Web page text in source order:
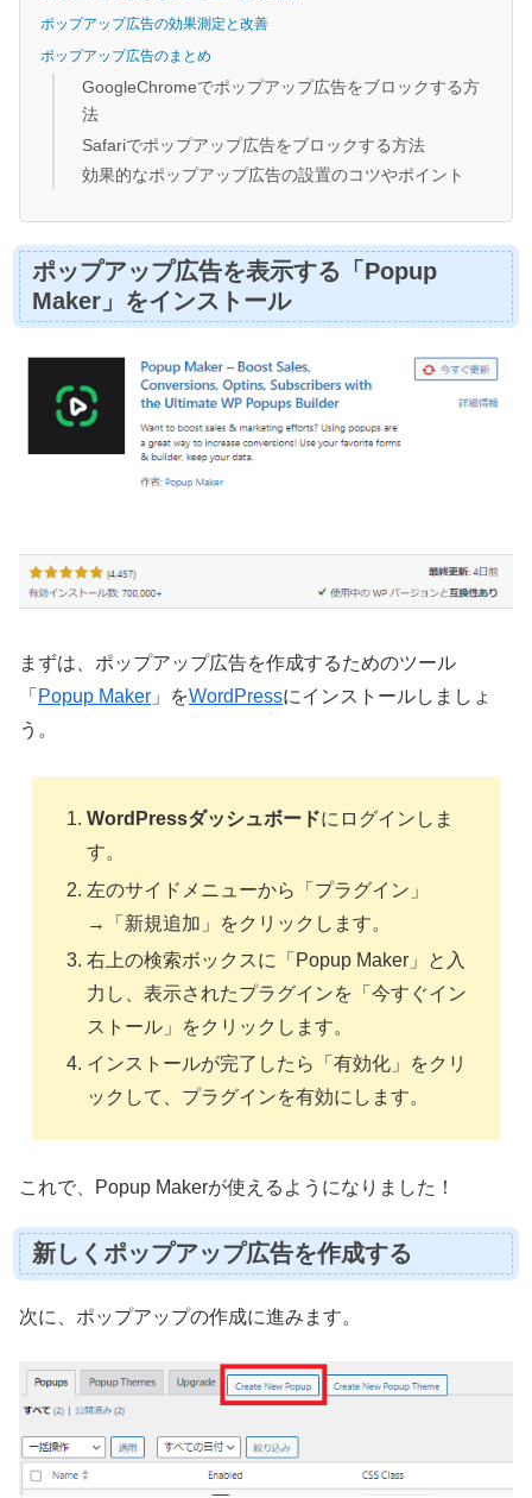
ポップアップ広告の効果測定と改善
ポップアップ広告のまとめ
GoogleChromeでポップアップ広告をブロックする方
法
Safariでポップアップ広告をブロックする方法
効果的なポップアップ広告の設置のコツやポイント
ポップアップ広告を表示する「Popup
Maker」をインストール
まずは、ポップアップ広告を作成するためのツール
「 Popup Maker 」をWordPressにインストールしましょ
う。
WordPressダッシュボードにログインしま
す。
左のサイドメニューから「プラグイン」
→「新規追加」をクリックします。
右上の検索ボックスに「Popup Maker」と入
力し、表示されたプラグインを「今すぐイン
ストール」をクリックします。
インストールが完了したら「有効化」をクリ
ックして、プラグインを有効にします。
これで、Popup Makerが使えるようになりました！
新しくポップアップ広告を作成する
次に、ポップアップの作成に進みます。